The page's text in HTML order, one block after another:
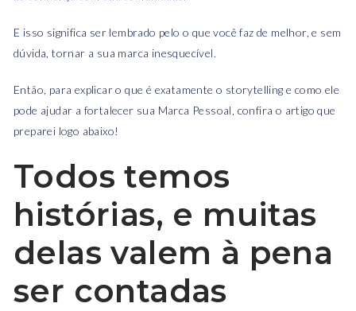
E isso significa ser lembrado pelo o que você faz de melhor, e sem
dúvida, tornar a sua marca inesquecível.
Então, para explicar o que é exatamente o storytelling e como ele
pode ajudar a fortalecer sua Marca Pessoal, confira o artigo que
preparei logo abaixo!
Todos temos
histórias, e muitas
delas valem à pena
ser contadas